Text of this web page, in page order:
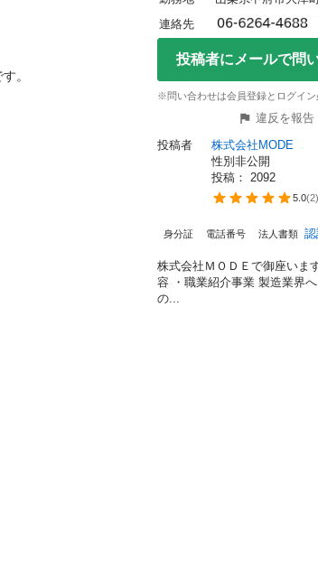
。
連絡先
投稿者にメールで問
※問い合わせは会員登録とログイン
違反を報告
投稿者
株式会社MODE
性別非公開
投稿： 2092
5.0(2)
身分証 電話番号 法人書類
株式会社ＭＯＤＥで御座いま
容 ・職業紹介事業 製造業界
の...